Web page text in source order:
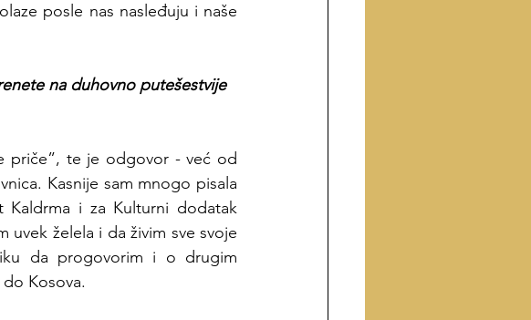
posle nas nasleđuju i naše
na duhovno putešestvije
priče”, te je odgovor - već od
Kasnije sam mnogo pisala
i za Kulturni dodatak
uvek želela i da živim sve svoje
da progovorim i o drugim
Kosova.